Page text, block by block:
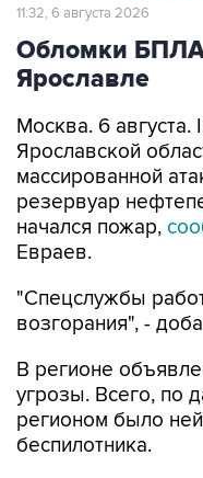
11:32, 6 августа 2026
Обломки
Ярославле
Москва. 6 августа.
Ярославской
массированной
резервуар
начался пожар,
Евраев.
"Спецслужбы
возгорания", -
В регионе
угрозы. Всего, по
регионом было
беспилотника.